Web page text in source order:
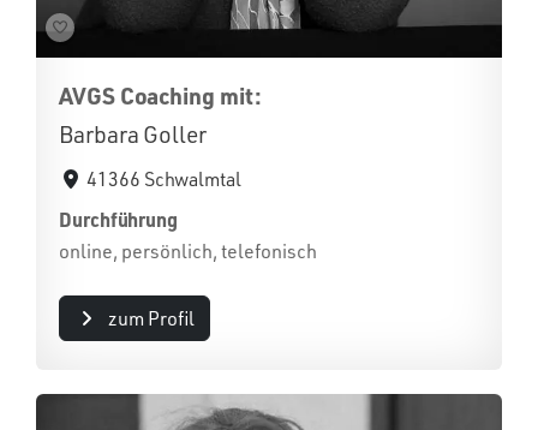
AVGS Coaching mit:
Barbara Goller
41366 Schwalmtal
Durchführung
online, persönlich, telefonisch
zum Profil